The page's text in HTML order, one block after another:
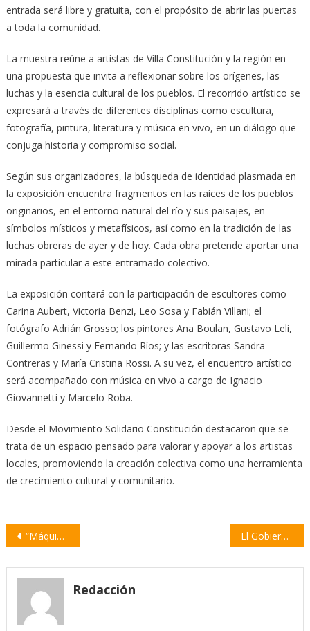
entrada será libre y gratuita, con el propósito de abrir las puertas
a toda la comunidad.
La muestra reúne a artistas de Villa Constitución y la región en
una propuesta que invita a reflexionar sobre los orígenes, las
luchas y la esencia cultural de los pueblos. El recorrido artístico se
expresará a través de diferentes disciplinas como escultura,
fotografía, pintura, literatura y música en vivo, en un diálogo que
conjuga historia y compromiso social.
Según sus organizadores, la búsqueda de identidad plasmada en
la exposición encuentra fragmentos en las raíces de los pueblos
originarios, en el entorno natural del río y sus paisajes, en
símbolos místicos y metafísicos, así como en la tradición de las
luchas obreras de ayer y de hoy. Cada obra pretende aportar una
mirada particular a este entramado colectivo.
La exposición contará con la participación de escultores como
Carina Aubert, Victoria Benzi, Leo Sosa y Fabián Villani; el
fotógrafo Adrián Grosso; los pintores Ana Boulan, Gustavo Leli,
Guillermo Ginessi y Fernando Ríos; y las escritoras Sandra
Contreras y María Cristina Rossi. A su vez, el encuentro artístico
será acompañado con música en vivo a cargo de Ignacio
Giovannetti y Marcelo Roba.
Desde el Movimiento Solidario Constitución destacaron que se
trata de un espacio pensado para valorar y apoyar a los artistas
locales, promoviendo la creación colectiva como una herramienta
de crecimiento cultural y comunitario.
Navegación
entradas
“Máquina Mujeres”: una obra colectiva llega a la Sala San Martín con la actriz villense Kimey Rodríguez El Gobierno avanza con la privatización de las centrales nucleares del país
Redacción